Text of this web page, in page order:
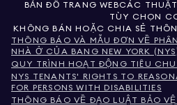
BẢN ĐỒ TRANG WEBCÁC
TÙY CHỌN
KHÔNG BÁN HOẶC CHIA SẺ
THÔNG BÁO VÀ MẪU ĐƠN VỀ
NHÀ Ở CỦA BANG NEW YORK
QUY TRÌNH HOẠT ĐỘNG TIÊU
NYS TENANTS' RIGHTS TO
FOR PERSONS WITH DISABILITIES
THÔNG BÁO VỀ ĐẠO LUẬT BẢO